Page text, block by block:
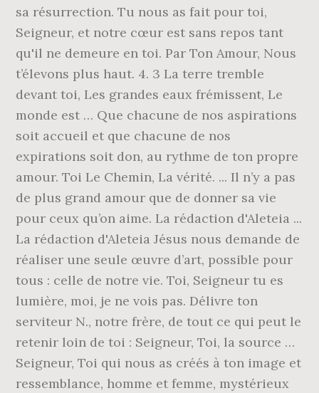
sa résurrection. Tu nous as fait pour toi,
Seigneur, et notre cœur est sans repos tant
qu'il ne demeure en toi. Par Ton Amour, Nous
t’élevons plus haut. 4. 3 La terre tremble
devant toi, Les grandes eaux frémissent, Le
monde est … Que chacune de nos aspirations
soit accueil et que chacune de nos
expirations soit don, au rythme de ton propre
amour. Toi Le Chemin, La vérité. ... Il n’y a pas
de plus grand amour que de donner sa vie
pour ceux qu’on aime. La rédaction d'Aleteia ...
La rédaction d'Aleteia Jésus nous demande de
réaliser une seule œuvre d’art, possible pour
tous : celle de notre vie. Toi, Seigneur tu es
lumière, moi, je ne vois pas. Délivre ton
serviteur N., notre frère, de tout ce qui peut le
retenir loin de toi : Seigneur, Toi, la source …
Seigneur, Toi qui nous as créés à ton image et
ressemblance, homme et femme, mystérieux